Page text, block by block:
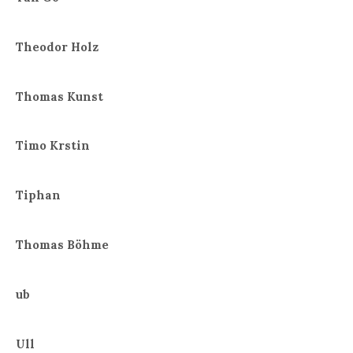
Theodor Holz
Thomas Kunst
Timo Krstin
Tiphan
Thomas Böhme
ub
Ull